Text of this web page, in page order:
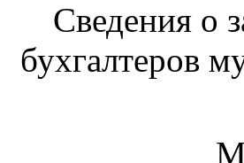
Сведения о
бухгалтеров